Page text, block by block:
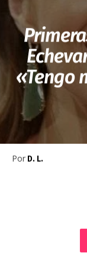
«Tengo
Por D. L.